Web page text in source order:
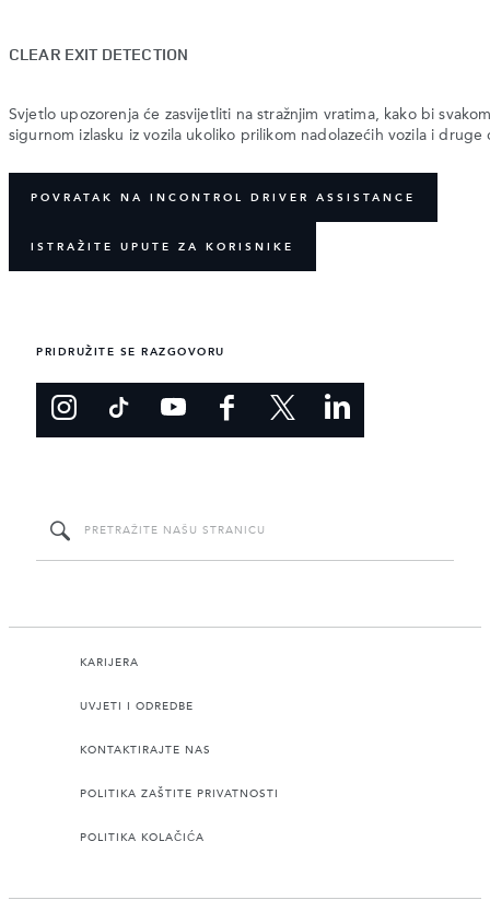
CLEAR EXIT DETECTION
Svjetlo upozorenja će zasvijetliti na stražnjim vratima, kako bi
sigurnom izlasku iz vozila ukoliko prilikom nadolazećih vozila i druge
POVRATAK NA INCONTROL DRIVER ASSISTANCE
ISTRAŽITE UPUTE ZA KORISNIKE
PRIDRUŽITE SE RAZGOVORU
KARIJERA
UVJETI I ODREDBE
KONTAKTIRAJTE NAS
POLITIKA ZAŠTITE PRIVATNOSTI
POLITIKA KOLAČIĆA